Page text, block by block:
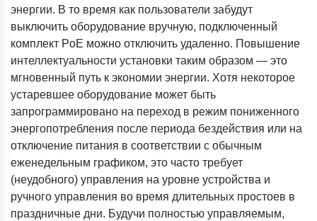
энергии. В то время как пользователи забудут
выключить оборудование вручную, подключенный
комплект PoE можно отключить удаленно. Повышение
интеллектуальности установки таким образом — это
мгновенный путь к экономии энергии. Хотя некоторое
устаревшее оборудование может быть
запрограммировано на переход в режим пониженного
энергопотребления после периода бездействия или на
отключение питания в соответствии с обычным
еженедельным графиком, это часто требует
(неудобного) управления на уровне устройства и
ручного управления во время длительных простоев в
праздничные дни. Будучи полностью управляемым,